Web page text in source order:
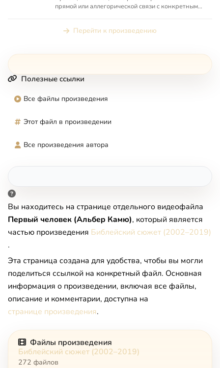
прямой или аллегорической связи с конкретным
Перейти к произведению
Полезные ссылки
Все файлы произведения
Этот файл в произведении
Все произведения автора
Вы находитесь на странице отдельного видеофайла
Пepвый чeлoвeк (Aльбep Кaмю), который является
частью произведения Библейский сюжет (2002–2019)
.
Эта страница создана для удобства, чтобы вы могли
поделиться ссылкой на конкретный файл. Основная
информация о произведении, включая все файлы,
описание и комментарии, доступна на
странице произведения.
Файлы произведения
Библейский сюжет (2002–2019)
272 файлов